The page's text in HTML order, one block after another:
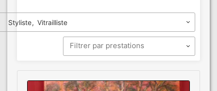
Styliste Vitrailliste